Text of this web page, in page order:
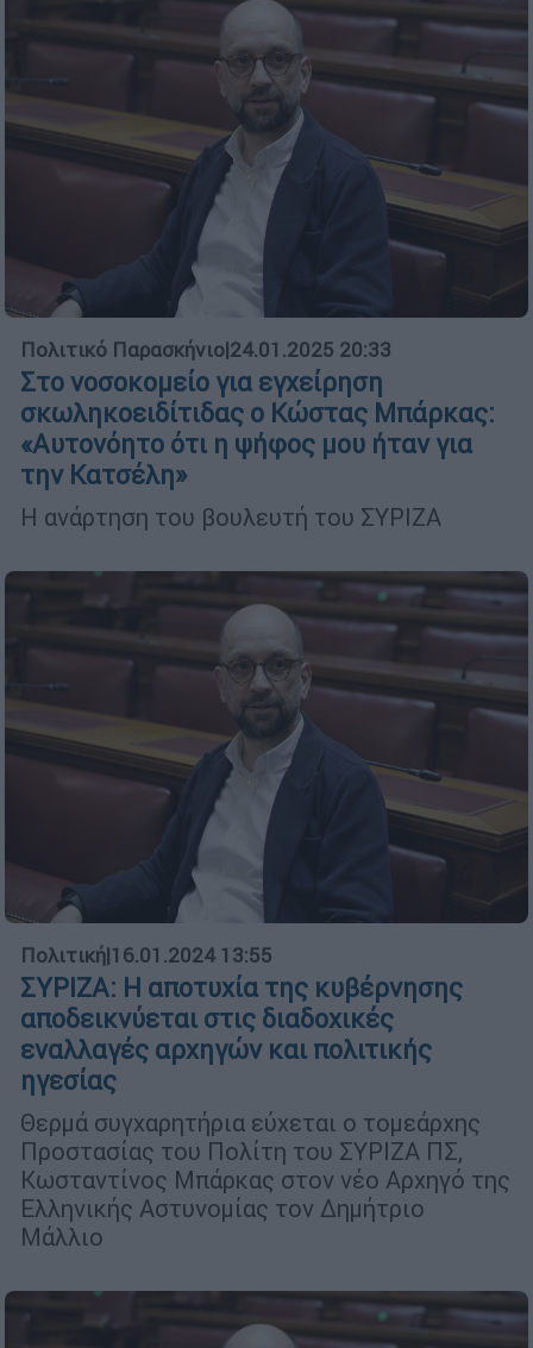
Πολιτικό Παρασκήνιο|24.01.2025 20:33
Στο νοσοκομείο για εγχείρηση
σκωληκοειδίτιδας ο Κώστας Μπάρκας:
«Αυτονόητο ότι η ψήφος μου ήταν για
την Κατσέλη»
Η ανάρτηση του βουλευτή του ΣΥΡΙΖΑ
Πολιτική|16.01.2024 13:55
ΣΥΡΙΖΑ: Η αποτυχία της κυβέρνησης
αποδεικνύεται στις διαδοχικές
εναλλαγές αρχηγών και πολιτικής
ηγεσίας
Θερμά συγχαρητήρια εύχεται ο τομεάρχης
Προστασίας του Πολίτη του ΣΥΡΙΖΑ ΠΣ,
Κωσταντίνος Μπάρκας στον νέο Αρχηγό της
Ελληνικής Αστυνομίας τον Δημήτριο
Μάλλιο